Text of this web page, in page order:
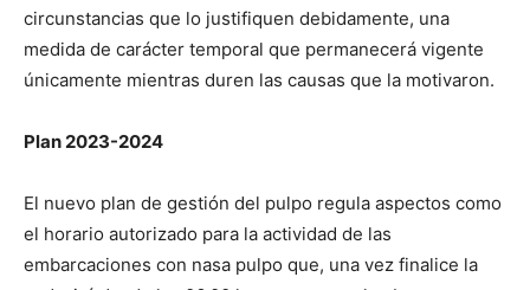
circunstancias que lo justifiquen debidamente, una
medida de carácter temporal que permanecerá vigente
únicamente mientras duren las causas que la motivaron.
Plan 2023-2024
El nuevo plan de gestión del pulpo regula aspectos como
el horario autorizado para la actividad de las
embarcaciones con nasa pulpo que, una vez finalice la